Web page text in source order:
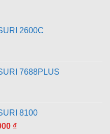
2600C
7688PLUS
8100
₫Giá